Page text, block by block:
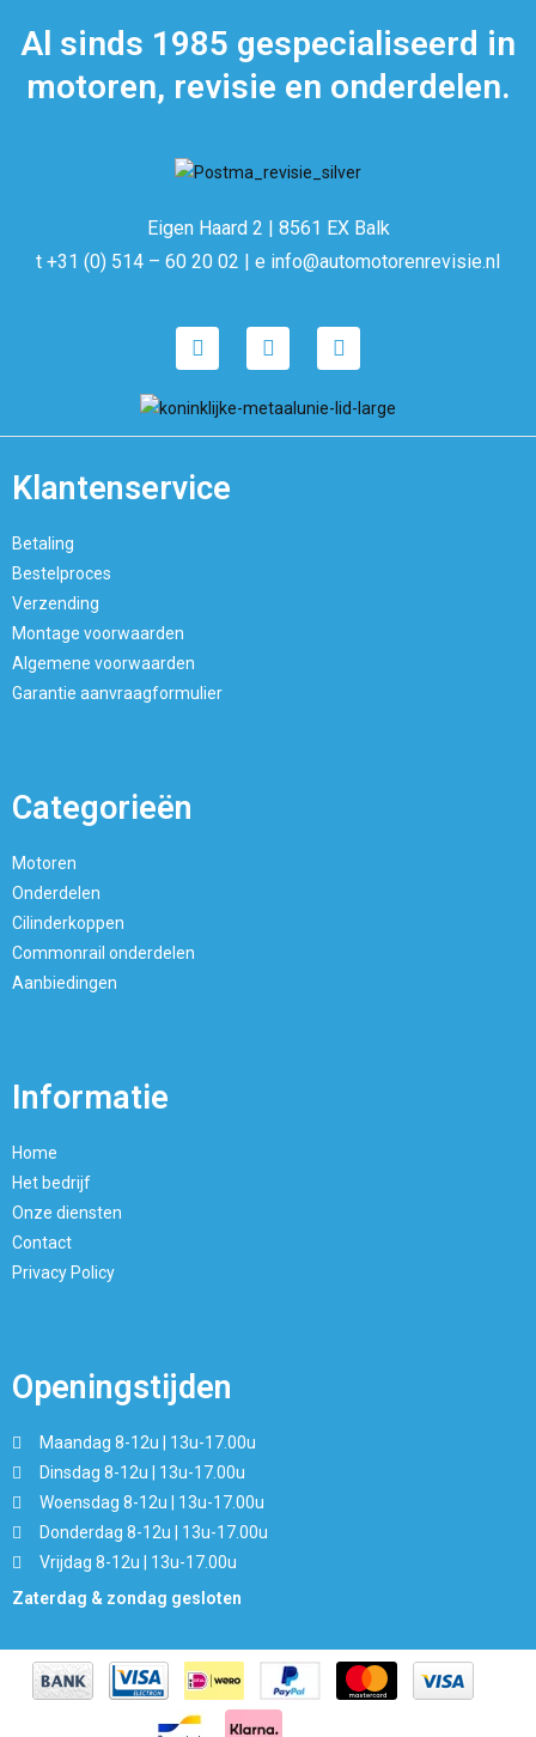
Al sinds 1985 gespecialiseerd in
motoren, revisie en onderdelen.
Eigen Haard 2 | 8561 EX Balk
t +31 (0) 514 – 60 20 02 | e info@automotorenrevisie.nl
Klantenservice
Betaling
Bestelproces
Verzending
Montage voorwaarden
Algemene voorwaarden
Garantie aanvraagformulier
Categorieën
Motoren
Onderdelen
Cilinderkoppen
Commonrail onderdelen
Aanbiedingen
Informatie
Home
Het bedrijf
Onze diensten
Contact
Privacy Policy
Openingstijden
Maandag 8-12u | 13u-17.00u
Dinsdag 8-12u | 13u-17.00u
Woensdag 8-12u | 13u-17.00u
Donderdag 8-12u | 13u-17.00u
Vrijdag 8-12u | 13u-17.00u
Zaterdag & zondag gesloten